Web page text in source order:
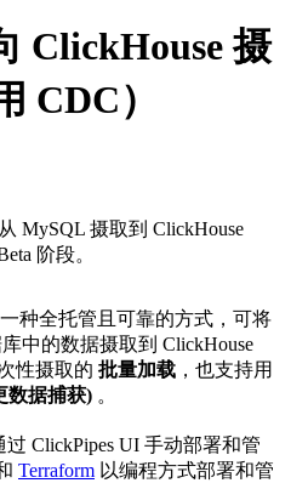
ClickHouse 摄
CDC）
MySQL 摄取到 ClickHouse
阶段。
种全托管且可靠的方式，可将
中的数据摄取到 ClickHouse
性摄取的 批量加载 ，也支持用
数据捕获) 。
过 ClickPipes UI 手动部署和管
Terraform 以编程方式部署和管